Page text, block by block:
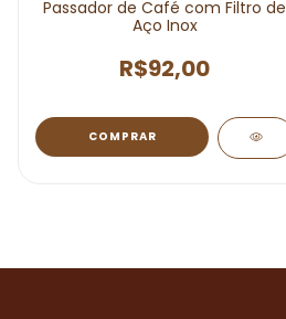
Passador de Café com Filtro de
Aço Inox
R$92,00